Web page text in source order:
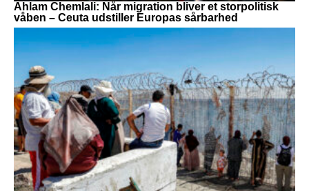
Ahlam Chemlali: Når migration bliver et storpolitisk
våben – Ceuta udstiller Europas sårbarhed